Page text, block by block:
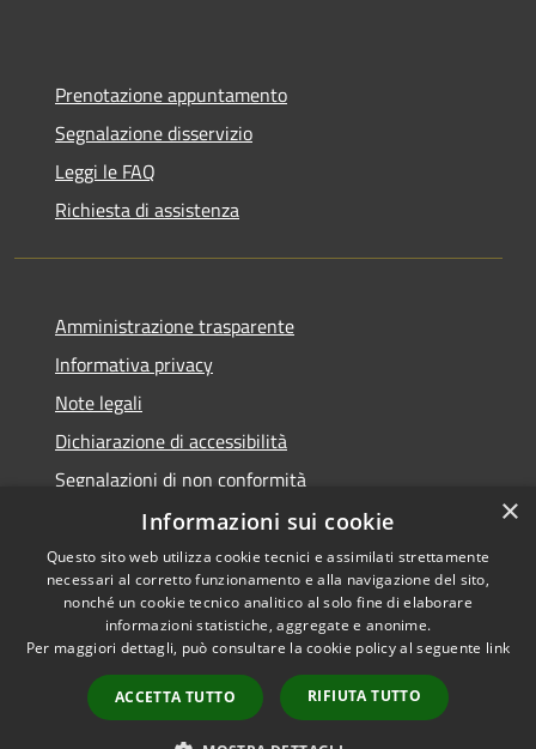
Prenotazione appuntamento
Segnalazione disservizio
Leggi le FAQ
Richiesta di assistenza
Amministrazione trasparente
Informativa privacy
Note legali
Dichiarazione di accessibilità
Segnalazioni di non conformità
Accessibilità
Privacy
Mappa del sito
Copyright © 2026 • Comune di
Reggiolo • Powered by
Municipium•Accesso
redazione
×
Informazioni sui cookie
Questo sito web utilizza cookie tecnici e assimilati strettamente
necessari al corretto funzionamento e alla navigazione del sito,
nonché un cookie tecnico analitico al solo fine di elaborare
informazioni statistiche, aggregate e anonime.
Per maggiori dettagli, può consultare la cookie policy al seguente link
ACCETTA TUTTO RIFIUTA TUTTO